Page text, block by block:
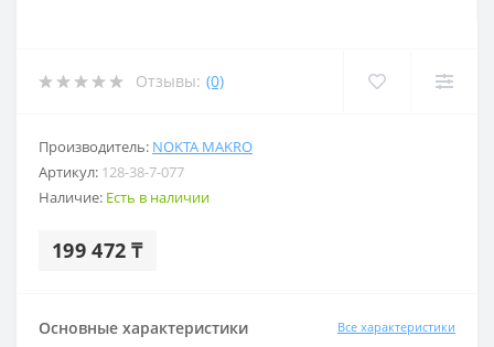
Отзывы: (0)
Производитель: NOKTA MAKRO
Артикул: 128-38-7-077
Наличие: Есть в наличии
199 472 ₸
Основные характеристики Все характеристики